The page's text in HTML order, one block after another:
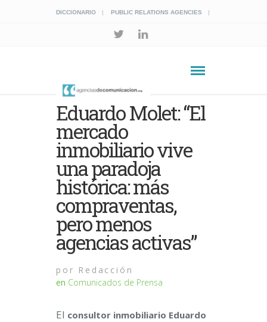
DICCIONARIO PUBLIC RELATIONS AGENCIES
Eduardo Molet: “El
mercado
inmobiliario vive
una paradoja
histórica: más
compraventas,
pero menos
agencias activas”
por Redacción
en Comunicados de Prensa
El consultor inmobiliario Eduardo